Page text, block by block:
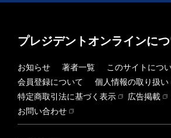
プレジデントオンラインに
お知らせ 著者一覧
このサイトにつ
会員登録について
個人情報の取り扱い
特定商取引法に基づく表示
広告掲載
お問い合わせ